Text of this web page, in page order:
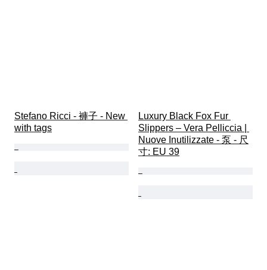
Stefano Ricci - 褲子 - New
with tags
Luxury Black Fox Fur
Slippers – Vera Pelliccia |
Nuove Inutilizzate - 泵 - 尺
寸: EU 39